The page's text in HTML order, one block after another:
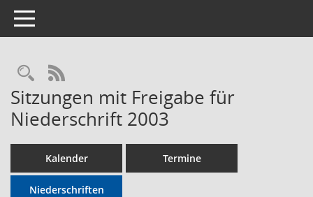
Toggle navigation
Rechercheauswahl
RSS-Feed
Sitzungen mit Freigabe für
Niederschrift 2003
Kalender Termine
Niederschriften